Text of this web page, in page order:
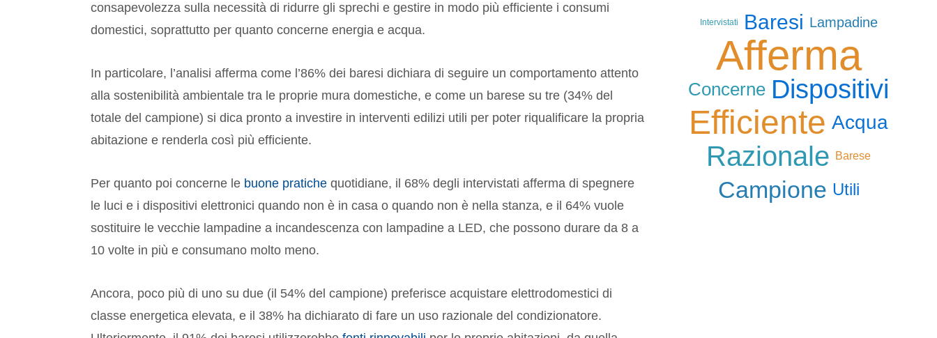
consapevolezza sulla necessità di ridurre gli sprechi e gestire in modo più efficiente i consumi
domestici, soprattutto per quanto concerne energia e acqua.
In particolare, l’analisi afferma come l’86% dei baresi dichiara di seguire un comportamento attento
alla sostenibilità ambientale tra le proprie mura domestiche, e come un barese su tre (34% del
totale del campione) si dica pronto a investire in interventi edilizi utili per poter riqualificare la propria
abitazione e renderla così più efficiente.
Per quanto poi concerne le buone pratiche quotidiane, il 68% degli intervistati afferma di spegnere
le luci e i dispositivi elettronici quando non è in casa o quando non è nella stanza, e il 64% vuole
sostituire le vecchie lampadine a incandescenza con lampadine a LED, che possono durare da 8 a
10 volte in più e consumano molto meno.
Ancora, poco più di uno su due (il 54% del campione) preferisce acquistare elettrodomestici di
classe energetica elevata, e il 38% ha dichiarato di fare un uso razionale del condizionatore.
Intervistati Baresi Lampadine
Afferma
Concerne Dispositivi
Efficiente Acqua
Razionale Barese
Campione Utili